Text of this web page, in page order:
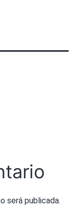
será publicada.